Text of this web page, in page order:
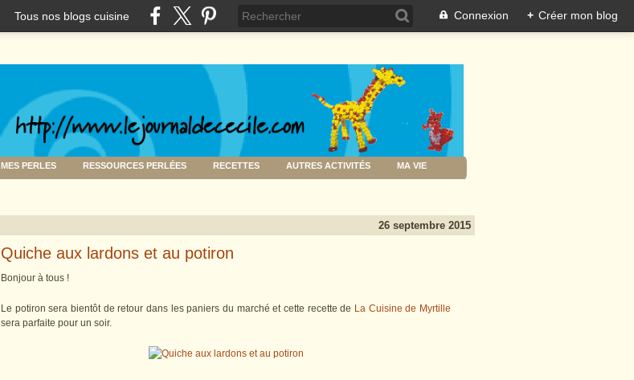
Tous nos blogs cuisine Connexion + Créer mon blog
MES PERLES RESSOURCES PERLÉES RECETTES AUTRES ACTIVITÉS MA VIE
26 septembre 2015
Quiche aux lardons et au potiron
Bonjour à tous !
Le potiron sera bientôt de retour dans les paniers du marché et cette recette de La Cuisine de Myrtille
sera parfaite pour un soir.